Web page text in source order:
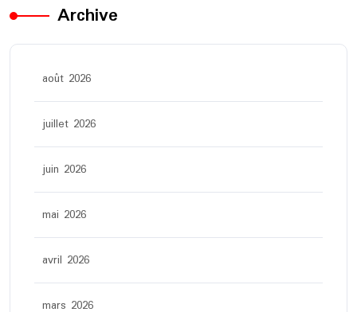
Archive
août 2026
juillet 2026
juin 2026
mai 2026
avril 2026
mars 2026